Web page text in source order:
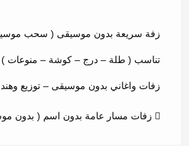
زفة سريعة بدون موسيقى ( سحب
تناسب ( طلة – درج – كوشة – منوعات )
زفات واغاني بدون موسيقى – توزيع
زفات مسار عامة بدون اسم ( بدون